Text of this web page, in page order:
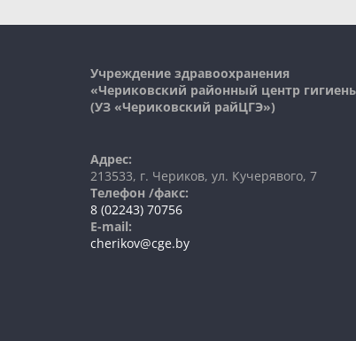
Учреждение здравоохранения
«Чериковский районный центр
(УЗ «Чериковский райЦГЭ»)
Адрес:
213533, г. Чериков, ул. Кучерявого, 7
Телефон /факс:
8 (02243) 70756
E-mail:
cherikov@cge.by